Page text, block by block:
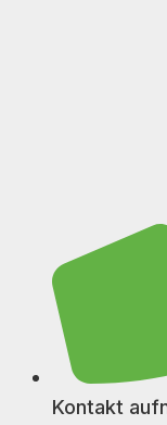
Kontakt